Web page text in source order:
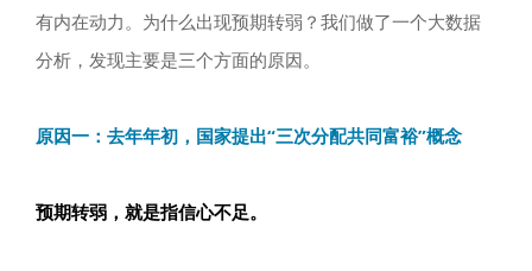
有内在动力。为什么出现预期转弱？我们做了一个大数据
分析，发现主要是三个方面的原因。
原因一：去年年初，国家提出“三次分配共同富裕”概念
预期转弱，就是指信心不足。